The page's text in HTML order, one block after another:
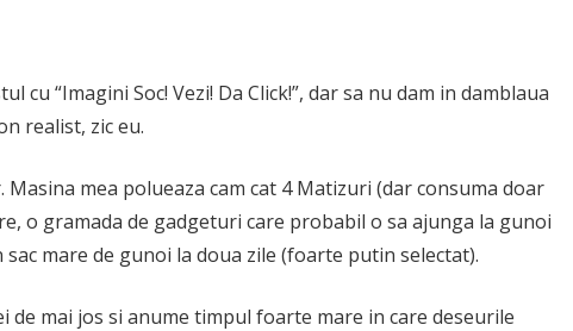
cu “Imagini Soc! Vezi! Da Click!”, dar sa nu dam in damblaua
realist, zic eu.
mea polueaza cam cat 4 Matizuri (dar consuma doar
o gramada de gadgeturi care probabil o sa ajunga la gunoi
mare de gunoi la doua zile (foarte putin selectat).
de mai jos si anume timpul foarte mare in care deseurile